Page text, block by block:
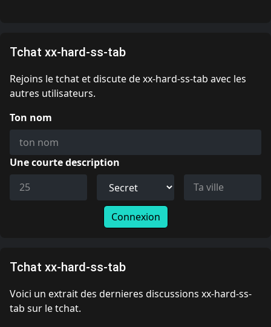
Tchat xx-hard-ss-tab
Rejoins le tchat et discute de xx-hard-ss-tab avec les
autres utilisateurs.
Ton nom
Une courte description
Connexion
Tchat xx-hard-ss-tab
Voici un extrait des dernieres discussions xx-hard-ss-
tab sur le tchat.